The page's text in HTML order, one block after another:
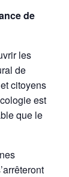
de
les
de
citoyens
est
que le